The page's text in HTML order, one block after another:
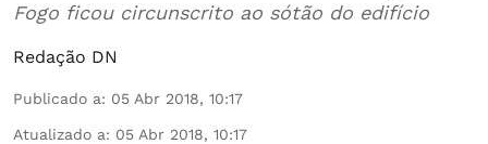
Fogo ficou circunscrito ao sótão do edifício
Redação DN
Publicado a: 05 Abr 2018, 10:17
Atualizado a: 05 Abr 2018, 10:17